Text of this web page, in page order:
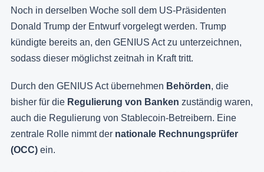
Noch in derselben Woche soll dem US-Präsidenten
Donald Trump der Entwurf vorgelegt werden. Trump
kündigte bereits an, den GENIUS Act zu unterzeichnen,
sodass dieser möglichst zeitnah in Kraft tritt.
Durch den GENIUS Act übernehmen Behörden, die
bisher für die Regulierung von Banken zuständig waren,
auch die Regulierung von Stablecoin-Betreibern. Eine
zentrale Rolle nimmt der nationale Rechnungsprüfer
(OCC) ein.